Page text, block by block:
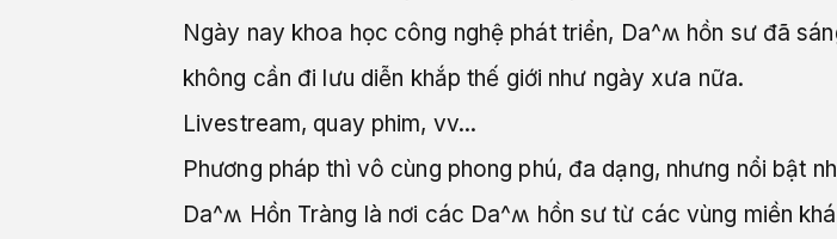
Ngày nay khoa học công nghệ phát triển, Da^ʍ hồn sư đã
không cần đi lưu diễn khắp thế giới như ngày xưa nữa.
Livestream, quay phim, vv...
Phương pháp thì vô cùng phong phú, đa dạng, nhưng nổi bật
Da^ʍ Hồn Tràng là nơi các Da^ʍ hồn sư từ các vùng miền